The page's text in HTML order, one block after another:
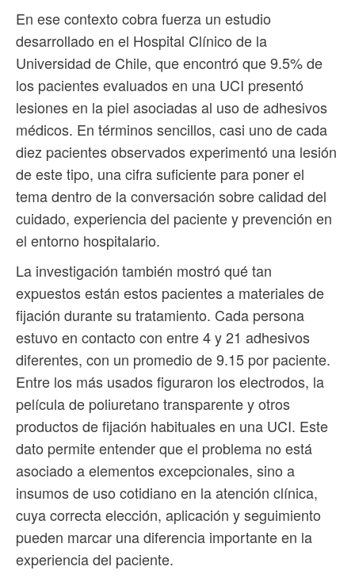
En ese contexto cobra fuerza un estudio
desarrollado en el Hospital Clínico de la
Universidad de Chile, que encontró que 9.5% de
los pacientes evaluados en una UCI presentó
lesiones en la piel asociadas al uso de adhesivos
médicos. En términos sencillos, casi uno de cada
diez pacientes observados experimentó una lesión
de este tipo, una cifra suficiente para poner el
tema dentro de la conversación sobre calidad del
cuidado, experiencia del paciente y prevención en
el entorno hospitalario.
La investigación también mostró qué tan
expuestos están estos pacientes a materiales de
fijación durante su tratamiento. Cada persona
estuvo en contacto con entre 4 y 21 adhesivos
diferentes, con un promedio de 9.15 por paciente.
Entre los más usados figuraron los electrodos, la
película de poliuretano transparente y otros
productos de fijación habituales en una UCI. Este
dato permite entender que el problema no está
asociado a elementos excepcionales, sino a
insumos de uso cotidiano en la atención clínica,
cuya correcta elección, aplicación y seguimiento
pueden marcar una diferencia importante en la
experiencia del paciente.